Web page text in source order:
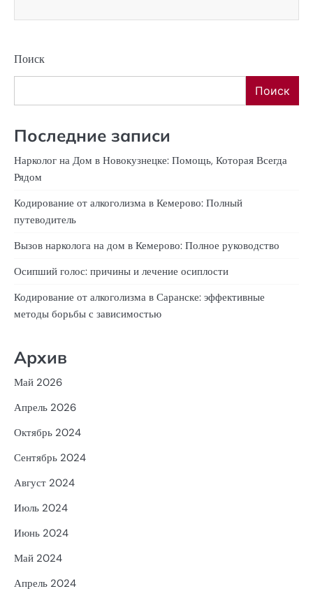
Поиск
Поиск
Последние записи
Нарколог на Дом в Новокузнецке: Помощь, Которая Всегда
Рядом
Кодирование от алкоголизма в Кемерово: Полный
путеводитель
Вызов нарколога на дом в Кемерово: Полное руководство
Осипший голос: причины и лечение осиплости
Кодирование от алкоголизма в Саранске: эффективные
методы борьбы с зависимостью
Архив
Май 2026
Апрель 2026
Октябрь 2024
Сентябрь 2024
Август 2024
Июль 2024
Июнь 2024
Май 2024
Апрель 2024